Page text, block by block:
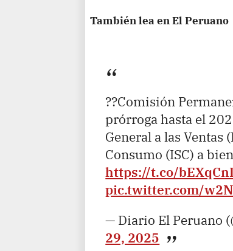
También lea en El Peruano
??Comisión
prórroga hasta el
General a las Ventas
Consumo (ISC) a
https://t.co/
pic.twitter.com/
— Diario El Peruano
29, 2025